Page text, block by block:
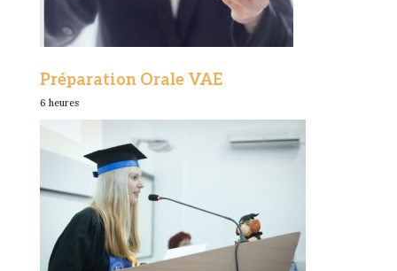
Préparation Orale VAE
6 heures